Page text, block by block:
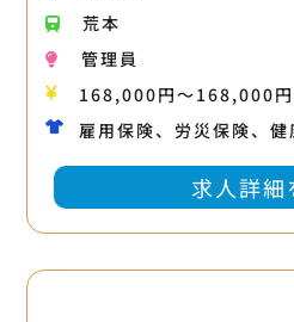
荒本
管理員
168,000円〜168,000
雇用保険、労災保険、
求人詳細